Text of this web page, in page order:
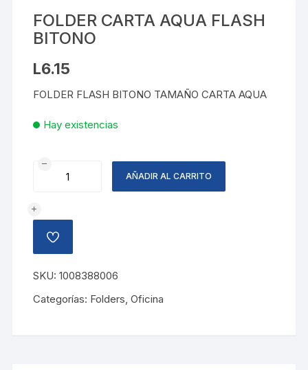
FOLDER CARTA AQUA FLASH
BITONO
L6.15
FOLDER FLASH BITONO TAMAÑO CARTA AQUA
Hay existencias
FOLDER
FLASH
BITONO
cantidad
AÑADIR AL CARRITO
AÑADIR
A
LISTA
DE
DESEOS
SKU:1008388006
Categorías: Folders,Oficina